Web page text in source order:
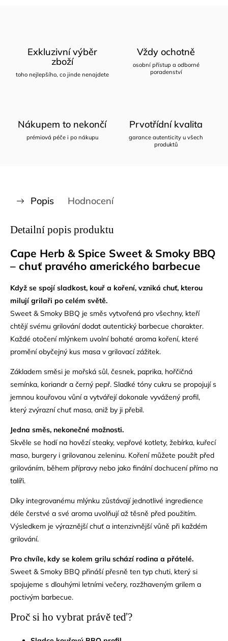
Exkluzivní výběr
zboží
toho nejlepšího, co jinde nenajdete
Vždy ochotně
osobní přístup a odborné
poradenství
Nákupem to nekončí
prémiová péče i po nákupu
Prvotřídní kvalita
garance autenticity u všech
produktů
Popis Hodnocení
Detailní popis produktu
Cape Herb & Spice Sweet & Smoky BBQ
– chuť pravého amerického barbecue
Když se spojí sladkost, kouř a koření, vzniká chuť, kterou
milují grilaři po celém světě.
Sweet & Smoky BBQ je směs vytvořená pro všechny, kteří
chtějí svému grilování dodat autentický barbecue charakter.
Každé otočení mlýnkem uvolní bohaté aroma koření, které
promění obyčejný kus masa v grilovací zážitek.
Základem směsi je mořská sůl, česnek, paprika, hořčičná
semínka, koriandr a černý pepř. Sladké tóny cukru se propojují s
jemnou kouřovou vůní a vytvářejí dokonale vyvážený profil,
který zvýrazní chuť masa, aniž by ji přebil.
Jedna směs, nekonečné možnosti.
Skvěle se hodí na hovězí steaky, vepřové kotlety, žebírka, kuřecí
maso, burgery i grilovanou zeleninu. Koření můžete použít před
grilováním, během přípravy nebo jako finální dochucení přímo na
talíři.
Díky integrovanému mlýnku zůstávají jednotlivé ingredience
déle čerstvé a své aroma uvolňují až těsně před použitím.
Výsledkem je výraznější chuť a intenzivnější vůně při každém
grilování.
Pro chvíle, kdy se kolem grilu schází rodina a přátelé.
Sweet & Smoky BBQ přináší přesně ten typ chuti, který si
spojujeme s dlouhými letními večery, rozžhaveným grilem a
poctivým barbecue.
Proč si ho vybrat právě teď?